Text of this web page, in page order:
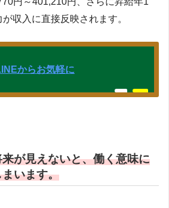
収入に直接反映されます。
からお気軽に
が見えないと、働く意味に
います。